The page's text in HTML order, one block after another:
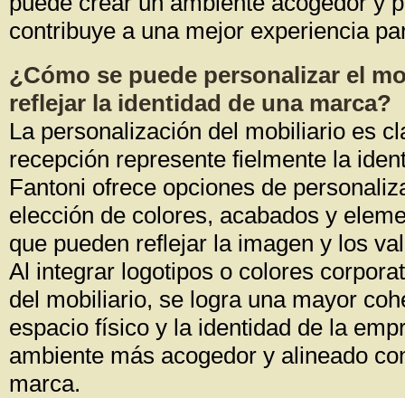
contribuye a una mejor experiencia
¿Cómo se puede personalizar el
reflejar la identidad de una marca?
La personalización del mobiliario es
recepción represente fielmente la
Fantoni ofrece opciones de
elección de colores, acabados y
que pueden reflejar la imagen y los
Al integrar logotipos o colores
del mobiliario, se logra una mayor
espacio físico y la identidad de la
ambiente más acogedor y alineado
marca.